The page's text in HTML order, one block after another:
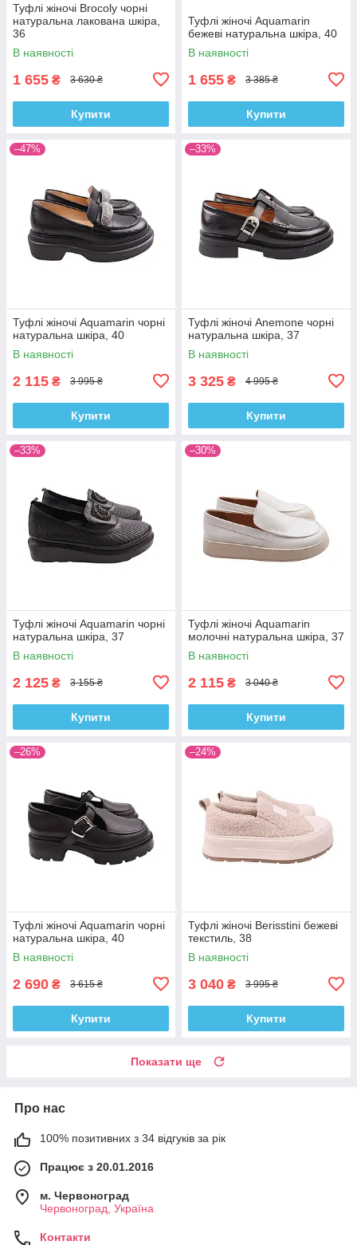
Туфлі жіночі Brocoly чорні
натуральна лакована шкіра,
36
В наявності
1 655 ₴ 3 630 ₴
Купити
Туфлі жіночі Aquamarin
бежеві натуральна шкіра, 40
В наявності
1 655 ₴ 3 385 ₴
Купити
–47%
Туфлі жіночі Aquamarin чорні
натуральна шкіра, 40
В наявності
2 115 ₴ 3 995 ₴
Купити
–33%
Туфлі жіночі Anemone чорні
натуральна шкіра, 37
В наявності
3 325 ₴ 4 995 ₴
Купити
–33%
Туфлі жіночі Aquamarin чорні
натуральна шкіра, 37
В наявності
2 125 ₴ 3 155 ₴
Купити
–30%
Туфлі жіночі Aquamarin
молочні натуральна шкіра, 37
В наявності
2 115 ₴ 3 040 ₴
Купити
–26%
Туфлі жіночі Aquamarin чорні
натуральна шкіра, 40
В наявності
2 690 ₴ 3 615 ₴
Купити
–24%
Туфлі жіночі Berisstini бежеві
текстиль, 38
В наявності
3 040 ₴ 3 995 ₴
Купити
Показати ще
Про нас
100% позитивних з 34 відгуків за рік
Працює з 20.01.2016
м. Червоноград
Червоноград, Україна
Контакти